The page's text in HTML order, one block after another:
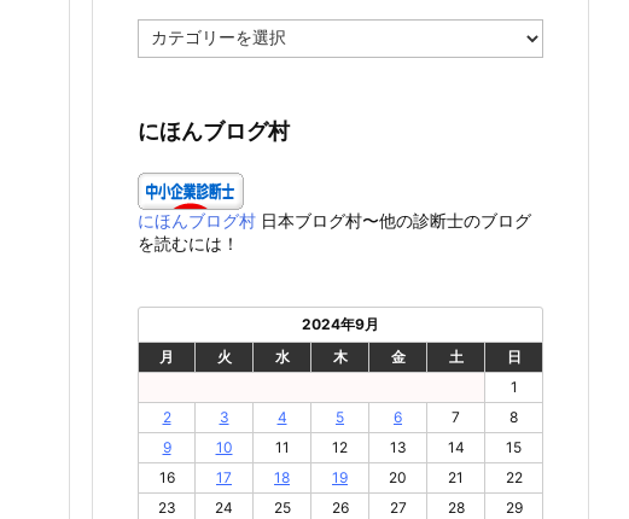
テ
ー
にほんブログ村
にほんブログ村 日本ブログ村〜他の診断士のブログ
を読むには！
2024年9月
月
火 水 木 金 土
日
1
2
3 4 5 6 7
8
9
10 11 12 13 14
15
16
17 18 19 20 21
22
23
24 25 26 27 28
29